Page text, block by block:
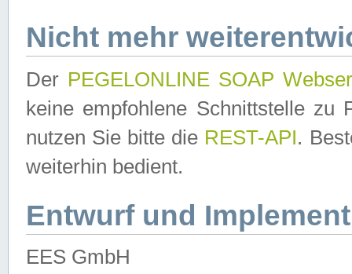
Nicht mehr
Der PEGELONLINE SOAP
keine empfohlene Schnittstelle zu
nutzen Sie bitte die REST-API.
weiterhin bedient.
Entwurf und
EES GmbH